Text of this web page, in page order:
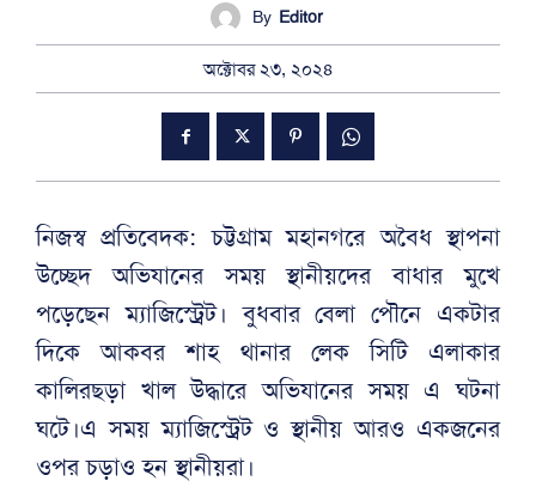
By Editor
অক্টোবর ২৩, ২০২৪
নিজস্ব প্রতিবেদক: চট্টগ্রাম মহানগরে অবৈধ স্থাপনা
উচ্ছেদ অভিযানের সময় স্থানীয়দের বাধার মুখে
পড়েছেন ম্যাজিস্ট্রেট। বুধবার বেলা পৌনে একটার
দিকে আকবর শাহ থানার লেক সিটি এলাকার
কালিরছড়া খাল উদ্ধারে অভিযানের সময় এ ঘটনা
ঘটে।এ সময় ম্যাজিস্ট্রেট ও স্থানীয় আরও একজনের
ওপর চড়াও হন স্থানীয়রা।